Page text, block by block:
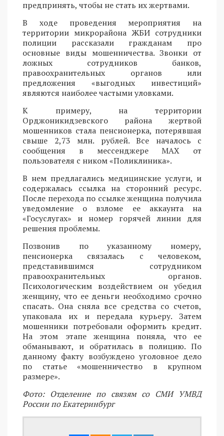
предпринять, чтобы не стать их жертвами.
В ходе проведения мероприятия на
территории микрорайона ЖБИ сотрудники
полиции рассказали гражданам про
основные виды мошенничества. Звонки от
ложных сотрудников банков,
правоохранительных органов или
предложения «выгодных инвестиций»
являются наиболее частыми уловками.
К примеру, на территории
Орджоникидзевского района жертвой
мошенников стала пенсионерка, потерявшая
свыше 2,73 млн. рублей. Все началось с
сообщения в мессенджере MAX от
пользователя с ником «Поликлиника».
В нем предлагались медицинские услуги, и
содержалась ссылка на сторонний ресурс.
После перехода по ссылке женщина получила
уведомление о взломе ее аккаунта на
«Госуслугах» и номер горячей линии для
решения проблемы.
Позвонив по указанному номеру,
пенсионерка связалась с человеком,
представившимся сотрудником
правоохранительных органов.
Психологическим воздействием он убедил
женщину, что ее деньги необходимо срочно
спасать. Она сняла все средства со счетов,
упаковала их и передала курьеру. Затем
мошенники потребовали оформить кредит.
На этом этапе женщина поняла, что ее
обманывают, и обратилась в полицию. По
данному факту возбуждено уголовное дело
по статье «мошенничество в крупном
размере».
Фото: Отделение по связям со СМИ УМВД
России по Екатеринбург